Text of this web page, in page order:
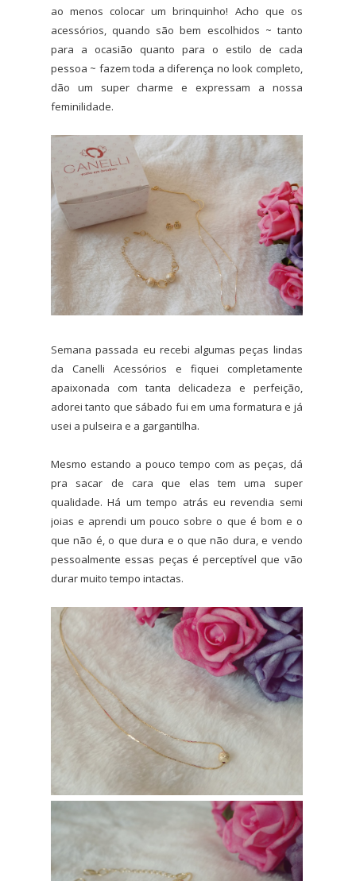
ao menos colocar um brinquinho! Acho que os
acessórios, quando são bem escolhidos ~ tanto
para a ocasião quanto para o estilo de cada
pessoa ~ fazem toda a diferença no look completo,
dão um super charme e expressam a nossa
feminilidade.
Semana passada eu recebi algumas peças lindas
da Canelli Acessórios e fiquei completamente
apaixonada com tanta delicadeza e perfeição,
adorei tanto que sábado fui em uma formatura e já
usei a pulseira e a gargantilha.
Mesmo estando a pouco tempo com as peças, dá
pra sacar de cara que elas tem uma super
qualidade. Há um tempo atrás eu revendia semi
joias e aprendi um pouco sobre o que é bom e o
que não é, o que dura e o que não dura, e vendo
pessoalmente essas peças é perceptível que vão
durar muito tempo intactas.